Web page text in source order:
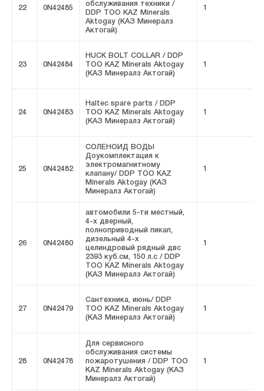
22 0N42485
обслуживания техники /
DDP ТОО KAZ Minerals
Aktogay (КАЗ Минералз
Актогай)
1
23 0N42484
HUCK BOLT COLLAR / DDP
ТОО KAZ Minerals Aktogay
(КАЗ Минералз Актогай)
1
24 0N42483
Haltec spare parts / DDP
ТОО KAZ Minerals Aktogay
(КАЗ Минералз Актогай)
1
25 0N42482
СОЛЕНОИД ВОДЫ
Доукомплектация к
электромагнитному
клапану/ DDP ТОО KAZ
Minerals Aktogay (КАЗ
Минералз Актогай)
1
26 0N42480
автомобили 5-ти местный,
4-х дверный,
полноприводный пикап,
дизельный 4-х
целиндровый рядный двс
2393 куб.см, 150 л.с / DDP
ТОО KAZ Minerals Aktogay
(КАЗ Минералз Актогай)
1
27 0N42479
Сантехника, июнь/ DDP
ТОО KAZ Minerals Aktogay
(КАЗ Минералз Актогай)
1
28 0N42478
Для сервисного
обслуживания системы
пожаротушения / DDP ТОО
KAZ Minerals Aktogay (КАЗ
Минералз Актогай)
1